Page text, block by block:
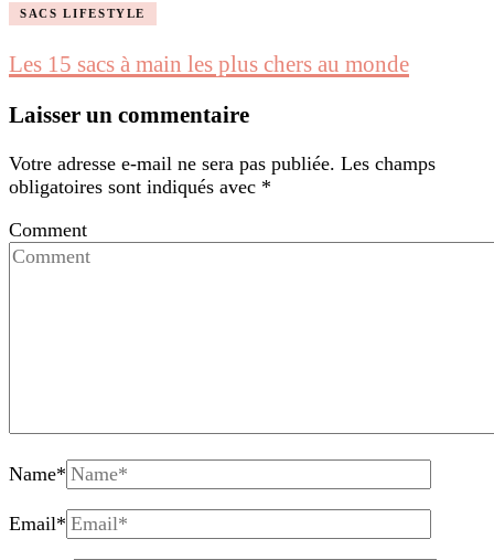
SACS LIFESTYLE
Les 15 sacs à main les plus chers au monde
Laisser un commentaire
Votre adresse e-mail ne sera pas publiée. Les champs
obligatoires sont indiqués avec *
Comment
Name*
Email*